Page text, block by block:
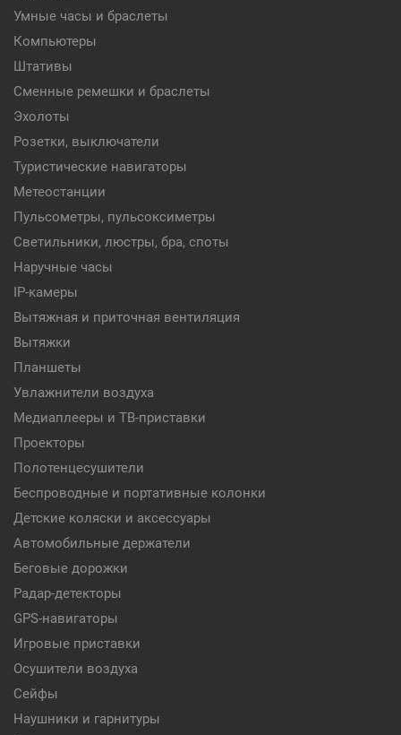
Умные часы и браслеты
Компьютеры
Штативы
Сменные ремешки и браслеты
Эхолоты
Розетки, выключатели
Туристические навигаторы
Метеостанции
Пульсометры, пульсоксиметры
Светильники, люстры, бра, споты
Наручные часы
IP-камеры
Вытяжная и приточная вентиляция
Вытяжки
Планшеты
Увлажнители воздуха
Медиаплееры и ТВ-приставки
Проекторы
Полотенцесушители
Беспроводные и портативные колонки
Детские коляски и аксессуары
Автомобильные держатели
Беговые дорожки
Радар-детекторы
GPS-навигаторы
Игровые приставки
Осушители воздуха
Сейфы
Наушники и гарнитуры